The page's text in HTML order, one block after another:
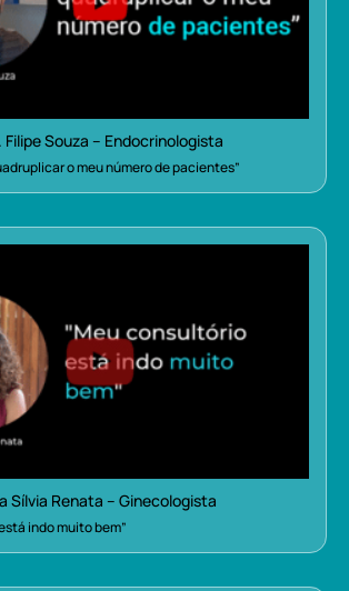
Souza – Endocrinologista
o meu número de pacientes”
Sílvia Renata – Ginecologista
indo muito bem”